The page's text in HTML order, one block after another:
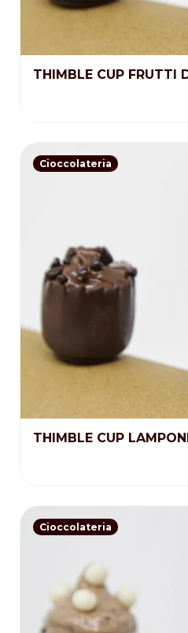
THIMBLE CUP FRUTTI
Cioccolateria
THIMBLE CUP
Cioccolateria